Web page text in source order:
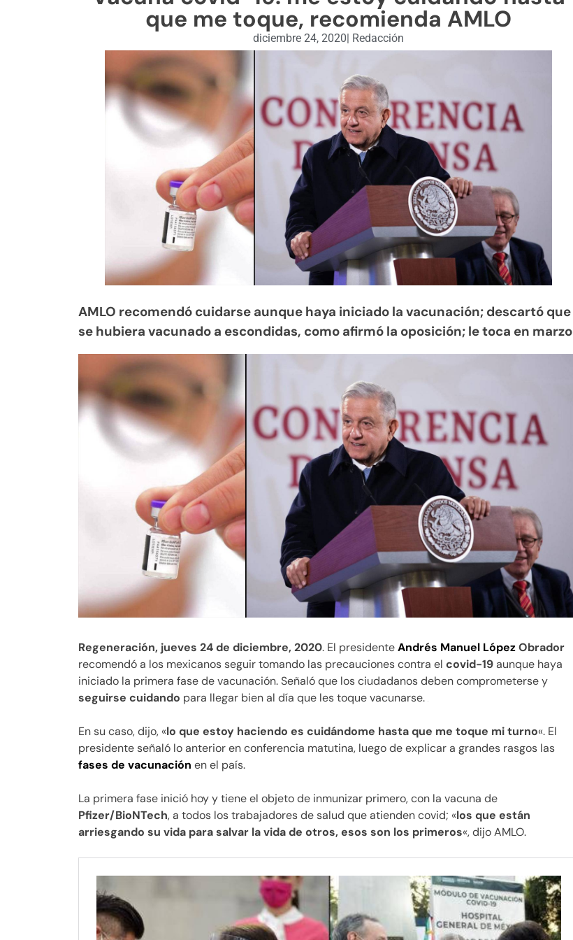
que me toque, recomienda AMLO
diciembre 24, 2020 Redacción
AMLO recomendó cuidarse aunque haya iniciado la vacunación; descartó que
se hubiera vacunado a escondidas, como afirmó la oposición; le toca en marzo
Regeneración, jueves 24 de diciembre, 2020. El presidenteAndrés Manuel LópezObrador
recomendó a los mexicanos seguir tomando las precauciones contra el covid-19aunque haya
iniciado la primera fase de vacunación. Señaló que los ciudadanos deben comprometerse y
seguirse cuidando para llegar bien al día que les toque vacunarse.
En su caso, dijo, «lo que estoy haciendo es cuidándome hasta que me toque mi turno«. El
presidente señaló lo anterior en conferencia matutina, luego de explicar a grandes rasgos las
fases de vacunación en el país.
La primera fase inició hoy y tiene el objeto de inmunizar primero, con la vacuna de
Pfizer/BioNTech, a todos los trabajadores de salud que atienden covid; «los que están
arriesgando su vida para salvar la vida de otros, esos son los primeros«, dijo AMLO.